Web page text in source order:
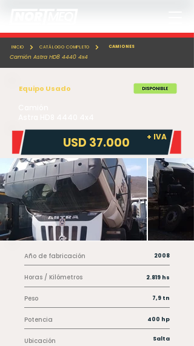
INICIO CATÁLOGO COMPLETO CAMIONES
Camión Astra HD8 4440 4x4
Equipo Usado
+ IVA
USD 37.000
Año de fabricación
Horas / Kilómetros
Peso
Potencia
Ubicación
2008
2.819 hs
7,9 tn
400 hp
Salta